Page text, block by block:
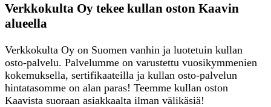
Verkkokulta Oy tekee kullan oston Kaavin
alueella
Verkkokulta Oy on Suomen vanhin ja luotetuin kullan
osto-palvelu. Palvelumme on varustettu vuosikymmenien
kokemuksella, sertifikaateilla ja kullan osto-palvelun
hintatasomme on alan paras! Teemme kullan oston
Kaavista suoraan asiakkaalta ilman välikäsiä!